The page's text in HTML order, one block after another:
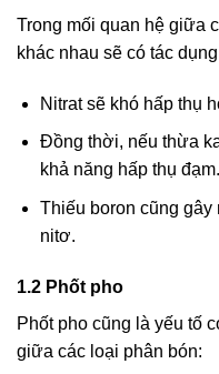
Trong mối quan hệ giữa
khác nhau sẽ có tác
Nitrat sẽ khó hấp thụ
Đồng thời, nếu thừa
khả năng hấp thụ đạm.
Thiếu boron cũng
nitơ.
1.2 Phốt pho
Phốt pho cũng là yếu tố
giữa các loại phân bón: